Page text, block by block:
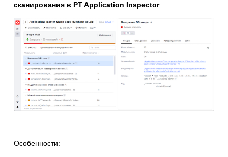
сканирования в PT Application Inspector
Особенности: